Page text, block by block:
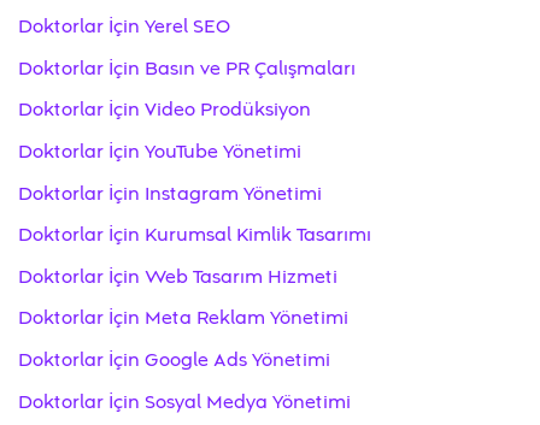
Doktorlar İçin Yerel SEO
Doktorlar İçin Basın ve PR Çalışmaları
Doktorlar İçin Video Prodüksiyon
Doktorlar İçin YouTube Yönetimi
Doktorlar İçin Instagram Yönetimi
Doktorlar İçin Kurumsal Kimlik Tasarımı
Doktorlar İçin Web Tasarım Hizmeti
Doktorlar İçin Meta Reklam Yönetimi
Doktorlar İçin Google Ads Yönetimi
Doktorlar İçin Sosyal Medya Yönetimi